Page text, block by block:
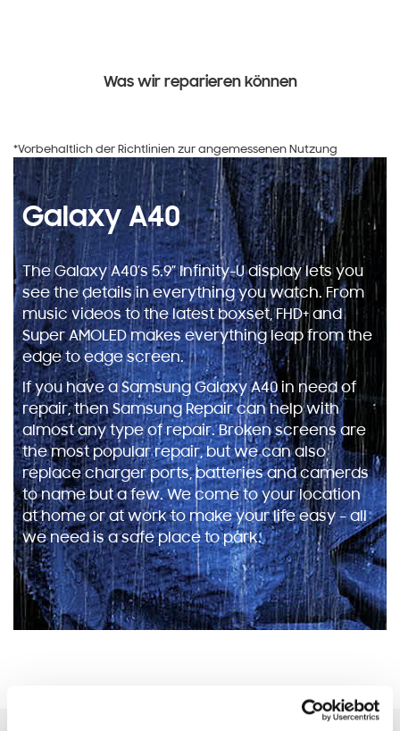
Was wir reparieren können
*Vorbehaltlich der Richtlinien zur angemessenen Nutzung
Galaxy A40
The Galaxy A40’s 5.9” Infinity-U display lets you
see the details in everything you watch. From
music videos to the latest boxset, FHD+ and
Super AMOLED makes everything leap from the
edge to edge screen.
If you have a Samsung Galaxy A40 in need of
repair, then Samsung Repair can help with
almost any type of repair. Broken screens are
the most popular repair, but we can also
replace charger ports, batteries and cameras
to name but a few. We come to your location
at home or at work to make your life easy – all
we need is a safe place to park.